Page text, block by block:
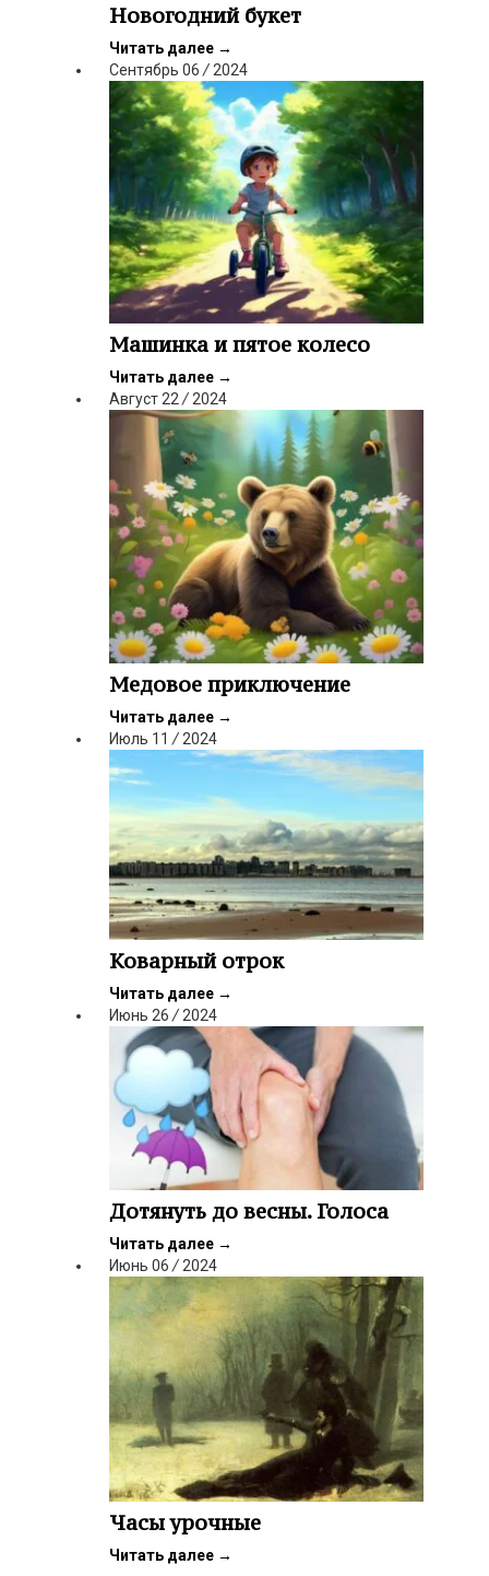
Новогодний букет
Читать далее →
Сентябрь 06 / 2024
Машинка и пятое колесо
Читать далее →
Август22/2024
Медовое приключение
Читать далее →
Июль 11 / 2024
Коварный отрок
Читать далее →
Июнь 26/2024
Дотянуть до весны. Голоса
Читать далее →
Июнь 06 / 2024
Часы урочные
Читать далее →